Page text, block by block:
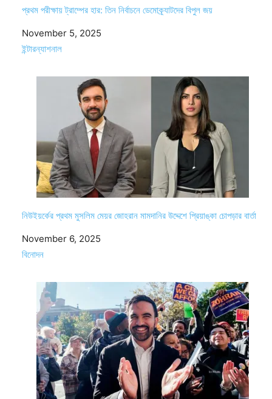
প্রথম পরীক্ষায় ট্রাম্পের হার: তিন নির্বাচনে ডেমোক্র্যাটদের বিপুল জয়
Date
November 5, 2025
In relation to
ইন্টারন্যাশনাল
নিউইয়র্কের প্রথম মুসলিম মেয়র জোহরান মামদানির উদ্দেশে প্রিয়াঙ্কা চোপড়ার বার্তা
Date
November 6, 2025
In relation to
বিনোদন